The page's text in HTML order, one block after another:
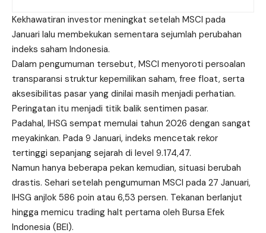
Kekhawatiran investor meningkat setelah MSCI pada
Januari lalu membekukan sementara sejumlah perubahan
indeks saham Indonesia.
Dalam pengumuman tersebut, MSCI menyoroti persoalan
transparansi struktur kepemilikan saham, free float, serta
aksesibilitas pasar yang dinilai masih menjadi perhatian.
Peringatan itu menjadi titik balik sentimen pasar.
Padahal, IHSG sempat memulai tahun 2026 dengan sangat
meyakinkan. Pada 9 Januari, indeks mencetak rekor
tertinggi sepanjang sejarah di level 9.174,47.
Namun hanya beberapa pekan kemudian, situasi berubah
drastis. Sehari setelah pengumuman MSCI pada 27 Januari,
IHSG anjlok 586 poin atau 6,53 persen. Tekanan berlanjut
hingga memicu trading halt pertama oleh Bursa Efek
Indonesia (BEI).